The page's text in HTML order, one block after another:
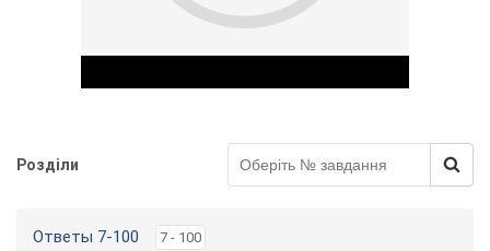
Розділи
Ответы 7-100 7 - 100